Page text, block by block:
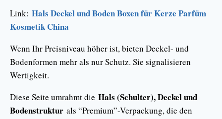
Link: Hals Deckel und Boden Boxen für Kerze Parfüm
Kosmetik China
Wenn Ihr Preisniveau höher ist, bieten Deckel- und
Bodenformen mehr als nur Schutz. Sie signalisieren
Wertigkeit.
Diese Seite umrahmt die Hals (Schulter), Deckel und
Bodenstruktur als “Premium”-Verpackung, die den